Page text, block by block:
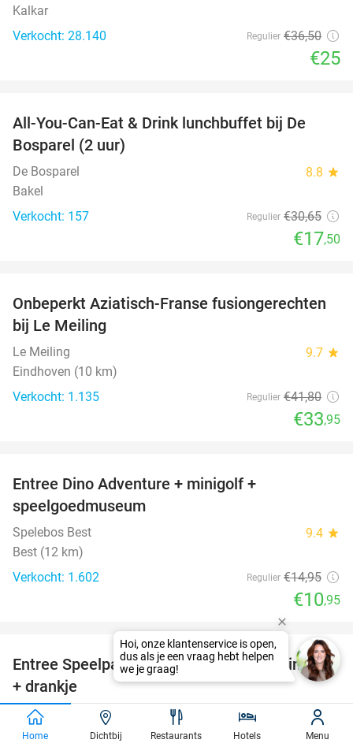
Kalkar
Verkocht: 28.140
Regulier €36,50
€25
43%
All-You-Can-Eat & Drink lunchbuffet bij De
Bosparel (2 uur)
De Bosparel 8.8 star
Bakel
Verkocht: 157
Regulier €30,65
€17,50
19%
Onbeperkt Aziatisch-Franse fusiongerechten
bij Le Meiling
Le Meiling 9.7 star
Eindhoven (10 km)
Verkocht: 1.135
Regulier €41,80
€33,95
Entree Dino Adventure + minigolf +
speelgoedmuseum
Spelebos Best 9.4 star
Best (12 km)
Verkocht: 1.602
Regulier €14,95
€10,95
38%
Entree Speelpark Klein Zwitserland + minigolf
+ drankje
Speelpark Klein Zwitserland 9.5
Tegelen
Home Dichtbij Restaurants Hotels Menu